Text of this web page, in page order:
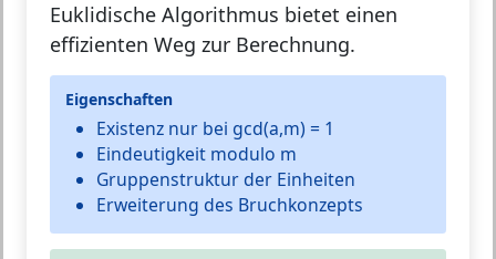
Euklidische Algorithmus bietet einen
effizienten Weg zur Berechnung.
Eigenschaften
Existenz nur bei gcd(a,m) = 1
Eindeutigkeit modulo m
Gruppenstruktur der Einheiten
Erweiterung des Bruchkonzepts